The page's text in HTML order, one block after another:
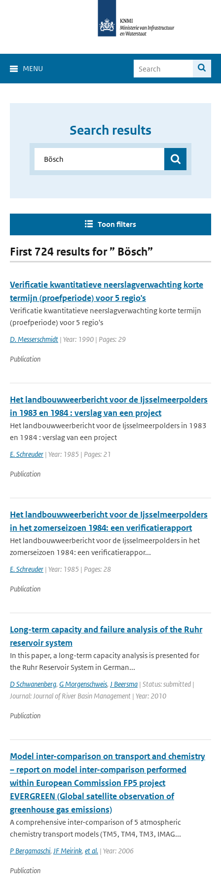
MENU
Search results
Toon filters
First 724 results for ” Bösch”
Verificatie kwantitatieve neerslagverwachting korte
termijn (proefperiode) voor 5 regio's
Verificatie kwantitatieve neerslagverwachting korte termijn
(proefperiode) voor 5 regio's
D. Messerschmidt | Year: 1990 | Pages: 29
Publication
Het landbouwweerbericht voor de Ijsselmeerpolders
in 1983 en 1984 : verslag van een project
Het landbouwweerbericht voor de Ijsselmeerpolders in 1983
en 1984 : verslag van een project
E. Schreuder | Year: 1985 | Pages: 21
Publication
Het landbouwweerbericht voor de Ijsselmeerpolders
in het zomerseizoen 1984: een verificatierapport
Het landbouwweerbericht voor de Ijsselmeerpolders in het
zomerseizoen 1984: een verificatierappor...
E. Schreuder | Year: 1985 | Pages: 28
Publication
Long-term capacity and failure analysis of the Ruhr
reservoir system
In this paper, a long-term capacity analysis is presented for
the Ruhr Reservoir System in German...
D Schwanenberg, G Morgenschweis, J Beersma | Status: submitted |
Journal: Journal of River Basin Management | Year: 2010
Publication
Model inter-comparison on transport and chemistry
– report on model inter-comparison performed
within European Commission FP5 project
EVERGREEN (Global satellite observation of
greenhouse gas emissions)
A comprehensive inter-comparison of 5 atmospheric
chemistry transport models (TM5, TM4, TM3, IMAG...
P Bergamaschi, JF Meirink, et al. | Year: 2006
Publication